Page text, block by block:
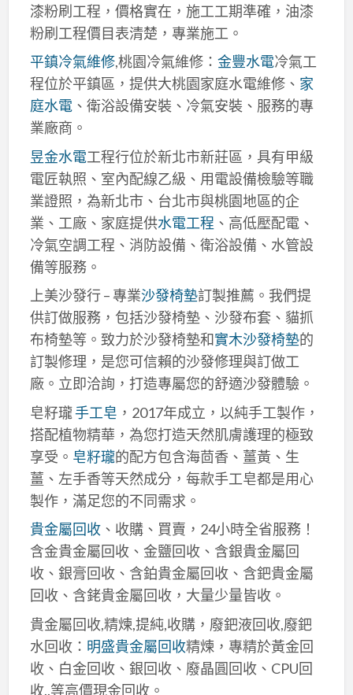
漆粉刷工程，價格實在，施工工期準確，油漆
粉刷工程價目表清楚，專業施工。
平鎮冷氣維修,桃園冷氣維修： 金豐水電冷氣工
程位於平鎮區，提供大桃園家庭水電維修、 家
庭水電、衛浴設備安裝、冷氣安裝、服務的專
業廠商。
昱金水電工程行位於新北市新莊區，具有甲級
電匠執照、室內配線乙級、用電設備檢驗等職
業證照，為新北市、台北市與桃園地區的企
業、工廠、家庭提供水電工程 、高低壓配電、
冷氣空調工程、消防設備、衛浴設備、水管設
備等服務。
上美沙發行 – 專業沙發椅墊訂製推薦。我們提
供訂做服務，包括沙發椅墊、沙發布套、貓抓
布椅墊等。致力於沙發椅墊和實木沙發椅墊的
訂製修理，是您可信賴的沙發修理與訂做工
廠。立即洽詢，打造專屬您的舒適沙發體驗。
皂籽瓏手工皂 ，2017年成立，以純手工製作，
搭配植物精華，為您打造天然肌膚護理的極致
享受。 皂籽瓏的配方包含海茴香、薑黃、生
薑、左手香等天然成分，每款手工皂都是用心
製作，滿足您的不同需求。
貴金屬回收、收購、買賣，24小時全省服務！
含金貴金屬回收、金鹽回收、含銀貴金屬回
收、銀膏回收、含鉑貴金屬回收、含鈀貴金屬
回收、含銠貴金屬回收，大量少量皆收。
貴金屬回收,精煉,提純,收購，廢鈀液回收,廢鈀
水回收： 明盛貴金屬回收精煉，專精於黃金回
收、白金回收、銀回收、廢晶圓回收、CPU回
收..等高價現金回收。